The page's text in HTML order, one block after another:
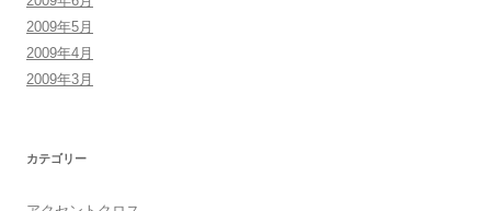
2009年5月
2009年4月
2009年3月
カテゴリー